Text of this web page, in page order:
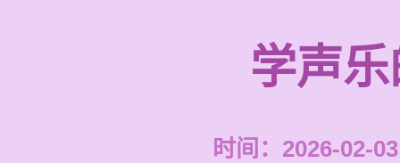
学声
时间：2026-02-